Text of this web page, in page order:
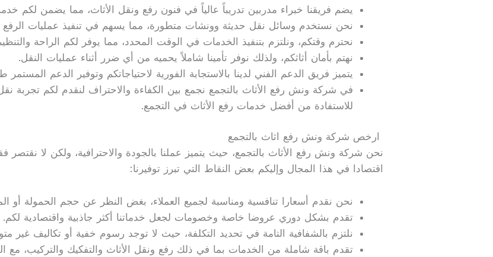
يضم فريقنا خبراء مدربين تدريباً عالياً في فنون رفع ونقل الأثاث، مما يضمن لكم
نحن نستخدم وسائل نقل حديثة وونشات متطورة، مما يسهم في تنفيذ عمليات الرفع
نحترم وقتكم، ونلتزم بتنفيذ الخدمات في الوقت المحدد، مما يوفر لكم الراحة
نهتم بأمان أثاثكم، ولذلك نوفر تأمينا شاملاً يحميه من أي ضرر أثناء عمليات النقل.
يتميز فريق الدعم الفني لدينا بالاستجابة الفورية لاحتياجاتكم وتوفير الدعم
في شركة ونش رفع الأثاث بالتجمع نجمع بين الكفاءة والاحتراف لنقدم لكم تجربة
للاستفادة من أفضل خدمات رفع الأثاث في التجمع.
ارخص شركة ونش رفع اثاث بالتجمع
نحن شركة ونش رفع الأثاث بالتجمع، حيث يتميز عملنا بالجودة والاحترافية، ولكن لا نقتصر
اقتصادا في هذا المجال وإليكم بعض النقاط التي تبرز توفيرنا:
نحن نقدم أسعارا تنافسية ومناسبة لجميع العملاء، بغض النظر عن حجم الحمولة أو
تقدم بشكل دوري عروضا خاصة وخصومات لجعل خدماتنا أكثر جاذبية واقتصادية لكم.
نلتزم بالشفافية التامة في تحديد التكلفة، حيث لا توجد رسوم خفية أو تكاليف غير
تقدم باقة شاملة من الخدمات بما في ذلك رفع ونقل الأثاث والتفكيك والتركيب، مع